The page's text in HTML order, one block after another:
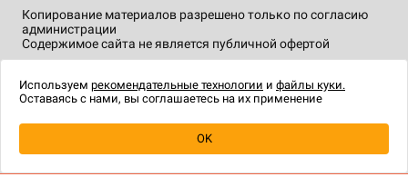
Копирование материалов разрешено только по согласию
администрации
Содержимое сайта не является публичной офертой
технологии .
Используем рекомендательные технологии и файлы куки.
Оставаясь с нами, вы соглашаетесь на их применение
OK